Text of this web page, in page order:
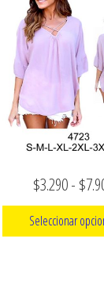
$3.290- $
Seleccionar